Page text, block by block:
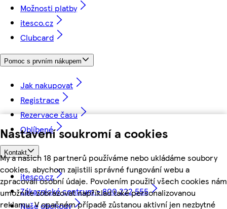
Nastavení soukromí a cookies
My a našich 18 partnerů používáme nebo ukládáme soubory
cookies, abychom zajistili správné fungování webu a
zpracovali osobní údaje. Povolením použití všech cookies nám
umožníte zobrazovat například také personalizovanou
reklamu. V opačném případě zůstanou aktivní jen nezbytné
Možnosti platby
itesco.cz
Clubcard
Pomoc s prvním nákupem
Jak nakupovat
Registrace
Rezervace času
Oblíbené
Kontakt
itesco.cz
Zákaznické centrum - 800 222 555
Naše obchody